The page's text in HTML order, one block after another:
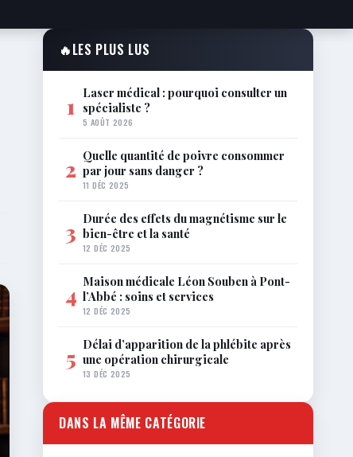
🔥LES PLUS LUS
1 Laser médical : pourquoi consulter un
spécialiste ?
5 AOÛT 2026
2 Quelle quantité de poivre consommer
par jour sans danger ?
11 DÉC 2025
3 Durée des effets du magnétisme sur le
bien-être et la santé
12 DÉC 2025
4 Maison médicale Léon Souben à Pont-
l’Abbé : soins et services
12 DÉC 2025
5 Délai d’apparition de la phlébite après
une opération chirurgicale
13 DÉC 2025
DANS LA MÊME CATÉGORIE